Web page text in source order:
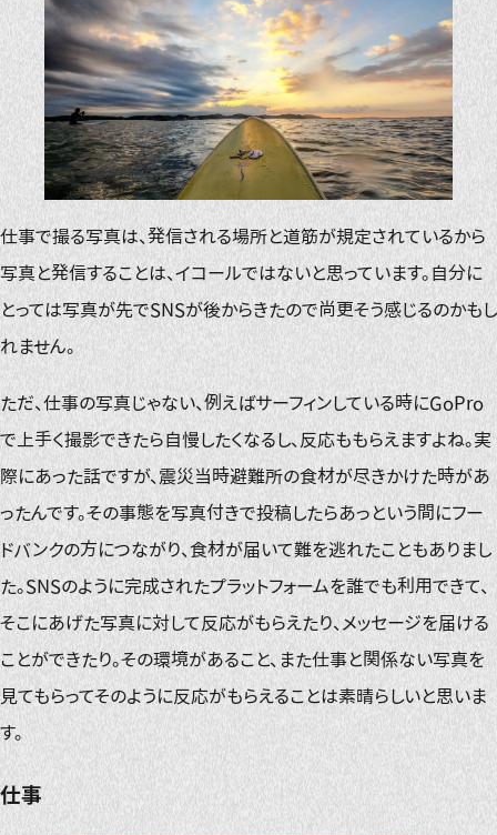
仕事で撮る写真は、発信される場所と道筋が規定されているから
写真と発信することは、イコールではないと思っています。自分に
とっては写真が先でSNSが後からきたので尚更そう感じるのかもし
れません。
ただ、仕事の写真じゃない、例えばサーフィンしている時にGoPro
で上手く撮影できたら自慢したくなるし、反応ももらえますよね。実
際にあった話ですが、震災当時避難所の食材が尽きかけた時があ
ったんです。その事態を写真付きで投稿したらあっという間にフー
ドバンクの方につながり、食材が届いて難を逃れたこともありまし
た。SNSのように完成されたプラットフォームを誰でも利用できて、
そこにあげた写真に対して反応がもらえたり、メッセージを届ける
ことができたり。その環境があること、また仕事と関係ない写真を
見てもらってそのように反応がもらえることは素晴らしいと思いま
す。
仕事